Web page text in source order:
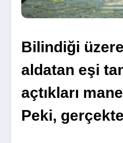
Bilindiği
aldatan eşi
açtıkları
Peki,